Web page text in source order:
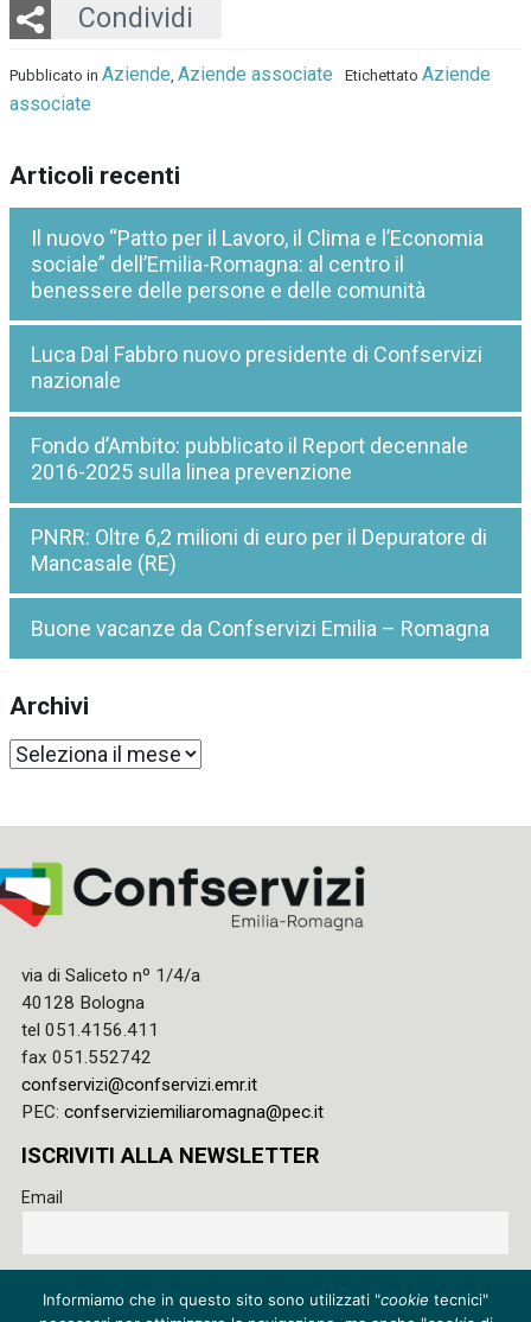
Condividi
Twitter
LinkedIn
Email
Whatsapp
Pubblicato in Aziende, Aziende associate Etichettato Aziende
associate
Articoli recenti
Il nuovo “Patto per il Lavoro, il Clima e l’Economia
sociale” dell’Emilia-Romagna: al centro il
benessere delle persone e delle comunità
Luca Dal Fabbro nuovo presidente di Confservizi
nazionale
Fondo d’Ambito: pubblicato il Report decennale
2016-2025 sulla linea prevenzione
PNRR: Oltre 6,2 milioni di euro per il Depuratore di
Mancasale (RE)
Buone vacanze da Confservizi Emilia – Romagna
Archivi
Archivi
via di Saliceto nº 1/4/a
40128 Bologna
tel 051.4156.411
fax 051.552742
confservizi@confservizi.emr.it
PEC: confserviziemiliaromagna@pec.it
ISCRIVITI ALLA NEWSLETTER
Email
al trattamento dei miei dati
Informiamo che in questo sito sono utilizzati "cookie tecnici"